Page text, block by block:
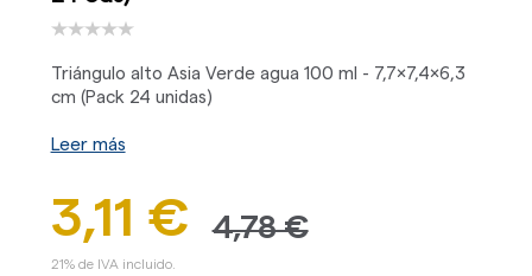
Triángulo alto Asia Verde agua 100 ml - 7,7x7,4x6,3
cm (Pack 24 unidas)
Leer más
3,11 € 4,78 €
21% de IVA incluido.